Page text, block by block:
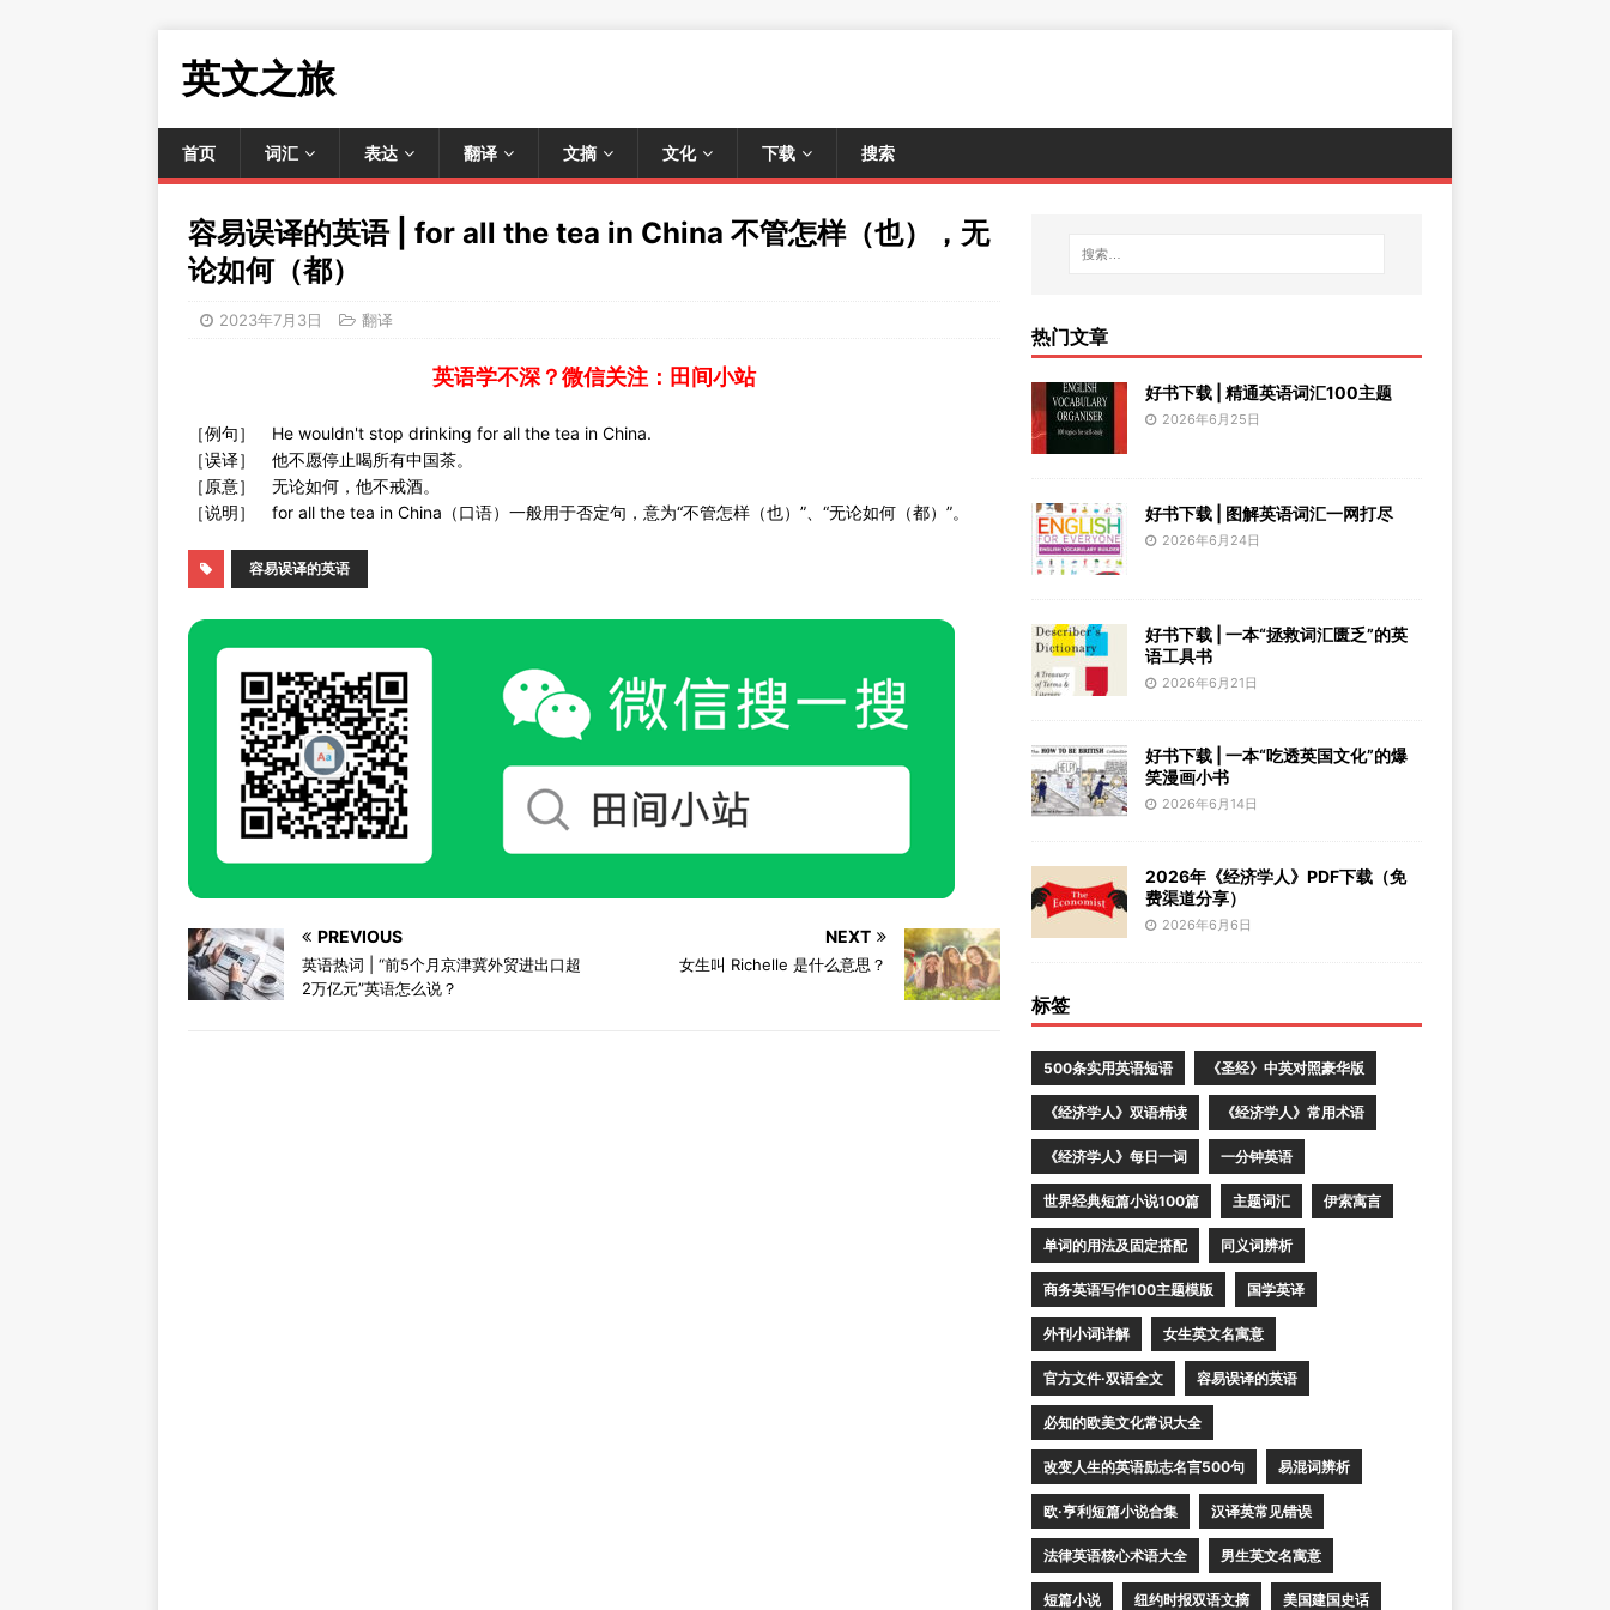
英文之旅
首页 词汇 表达 翻译 文摘 文化 下载 搜索
容易误译的英语 | for all the tea in China 不管怎样（也），无
论如何（都）
2023年7月3日 翻译
英语学不深？微信关注：田间小站
［例句］ He wouldn't stop drinking for all the tea in China.
［误译］ 他不愿停止喝所有中国茶。
［原意］ 无论如何，他不戒酒。
［说明］ for all the tea in China（口语）一般用于否定句，意为“不管怎样（也）”、“无论如何（都）”。
容易误译的英语
PREVIOUS
英语热词 | “前5个月京津冀外贸进出口超
2万亿元”英语怎么说？
NEXT
女生叫 Richelle 是什么意思？
热门文章
好书下载 | 精通英语词汇100主题
2026年6月25日
好书下载 | 图解英语词汇一网打尽
2026年6月24日
好书下载 | 一本“拯救词汇匮乏”的英
语工具书
2026年6月21日
好书下载 | 一本“吃透英国文化”的爆
笑漫画小书
2026年6月14日
2026年《经济学人》PDF下载（免
费渠道分享）
2026年6月6日
标签
500条实用英语短语 《圣经》中英对照豪华版
《经济学人》双语精读 《经济学人》常用术语
《经济学人》每日一词 一分钟英语
世界经典短篇小说100篇 主题词汇 伊索寓言
单词的用法及固定搭配 同义词辨析
商务英语写作100主题模版 国学英译
外刊小词详解 女生英文名寓意
官方文件·双语全文 容易误译的英语
必知的欧美文化常识大全
改变人生的英语励志名言500句 易混词辨析
欧·亨利短篇小说合集 汉译英常见错误
法律英语核心术语大全 男生英文名寓意
短篇小说 纽约时报双语文摘 美国建国史话